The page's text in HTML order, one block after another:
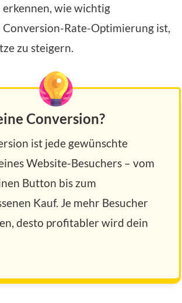
wie wichtig
Conversion-Rate-Optimierung ist,
zu steigern.
Conversion?
ist jede gewünschte
Website-Besuchers – vom
Button bis zum
Kauf. Je mehr Besucher
desto profitabler wird dein